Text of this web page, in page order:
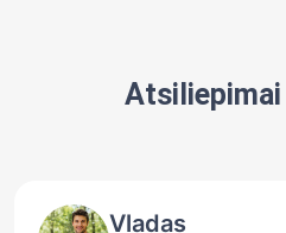
Atsiliepimai
Vladas